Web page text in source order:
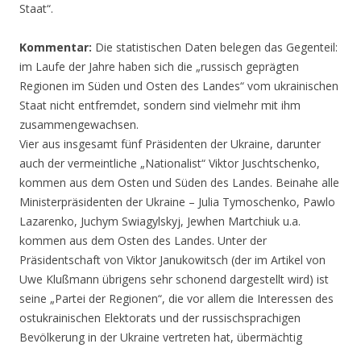
Staat“.
Kommentar: Die statistischen Daten belegen das Gegenteil:
im Laufe der Jahre haben sich die „russisch geprägten
Regionen im Süden und Osten des Landes“ vom ukrainischen
Staat nicht entfremdet, sondern sind vielmehr mit ihm
zusammengewachsen.
Vier aus insgesamt fünf Präsidenten der Ukraine, darunter
auch der vermeintliche „Nationalist“ Viktor Juschtschenko,
kommen aus dem Osten und Süden des Landes. Beinahe alle
Ministerpräsidenten der Ukraine – Julia Tymoschenko, Pawlo
Lazarenko, Juchym Swiagylskyj, Jewhen Martchiuk u.a.
kommen aus dem Osten des Landes. Unter der
Präsidentschaft von Viktor Janukowitsch (der im Artikel von
Uwe Klußmann übrigens sehr schonend dargestellt wird) ist
seine „Partei der Regionen“, die vor allem die Interessen des
ostukrainischen Elektorats und der russischsprachigen
Bevölkerung in der Ukraine vertreten hat, übermächtig